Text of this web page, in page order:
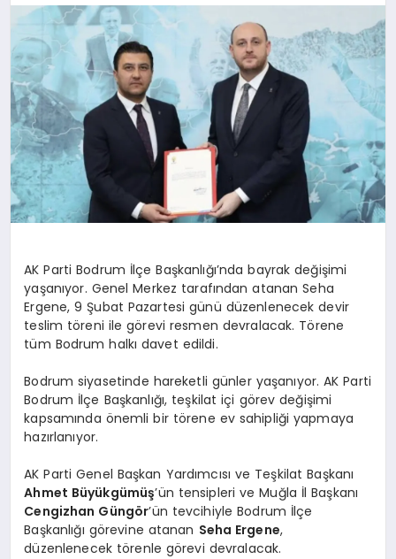
MUĞLA
☰
AK Parti Bodrum İlçe Başkanlığı’nda bayrak değişimi
yaşanıyor. Genel Merkez tarafından atanan Seha
Ergene, 9 Şubat Pazartesi günü düzenlenecek devir
teslim töreni ile görevi resmen devralacak. Törene
tüm Bodrum halkı davet edildi.
Bodrum siyasetinde hareketli günler yaşanıyor. AK Parti
Bodrum İlçe Başkanlığı, teşkilat içi görev değişimi
kapsamında önemli bir törene ev sahipliği yapmaya
hazırlanıyor.
AK Parti Genel Başkan Yardımcısı ve Teşkilat Başkanı
Ahmet Büyükgümüş’ün tensipleri ve Muğla İl Başkanı
Cengizhan Güngör’ün tevcihiyle Bodrum İlçe
Başkanlığı görevine atanan Seha Ergene,
düzenlenecek törenle görevi devralacak.